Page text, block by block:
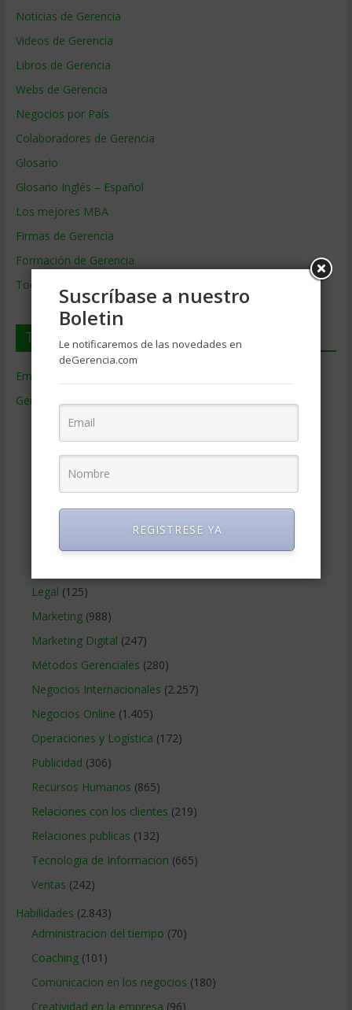
Noticias de Gerencia
Videos de Gerencia
Libros de Gerencia
Webs de Gerencia
Negocios por País
Colaboradores de Gerencia
Glosario
Glosario Inglés – Español
Los mejores MBA
Firmas de Gerencia
Formación de Gerencia
Todos los Temas
Temas de Gerencia
Empresas de Gerencia
Gerencia (9.477)
Ciencias Económicas
Contabilidad(466)
Educacion Gerencial
Estrategia Empresarial(304)
Legal (125)
Marketing(988)
Marketing Digital (247)
Métodos Gerenciales (280)
Negocios Internacionales (2.257)
Negocios Online (1.405)
Operaciones y Logística (172)
Publicidad (306)
Recursos Humanos (865)
Relaciones con los clientes (219)
Relaciones publicas (132)
Tecnologia de Informacion (665)
Ventas (242)
Habilidades (2.843)
Administracion del tiempo (70)
Coaching(101)
Comunicacion en los negocios (180)
Creatividad en la empresa (96)
Suscríbase a nuestro
Boletin
Le notificaremos de las novedades en
deGerencia.com
REGISTRESE YA